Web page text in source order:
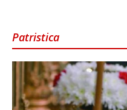
Patristica